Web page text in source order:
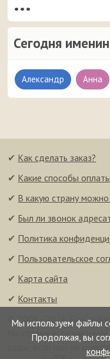
•••
Сегодня
Александр Анна
Мы используем файлы
Продолжая, вы
✔ Как сделать заказ?
✔ Какие способы
✔ В какую страну можно
✔ Был ли звонок
✔ Политика
✔ Пользовательское
✔ Карта сайта
✔ Контакты
© 2008–2026
На странице
рады, если при их